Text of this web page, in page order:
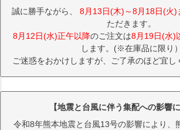
誠に勝手ながら、 8月13日(木)～8月18日(火)
ただきます。
8月12日(水)正午以降のご注文は8月19日(水)
します。(※在庫品に限り）
ご迷惑をおかけしますが、ご了承のほど宜し
【地震と台風に伴う集配への影響に
令和8年熊本地震と台風13号の影響により、